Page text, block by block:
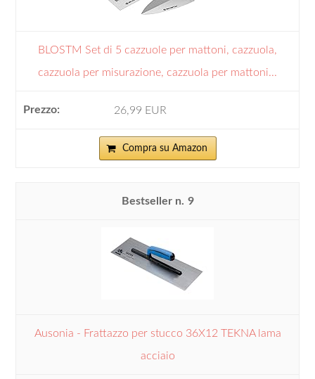
BLOSTM Set di 5 cazzuole per mattoni, cazzuola,
cazzuola per misurazione, cazzuola per mattoni...
26,99 EUR
Compra su Amazon
9
Ausonia - Frattazzo per stucco 36X12 TEKNA lama
acciaio